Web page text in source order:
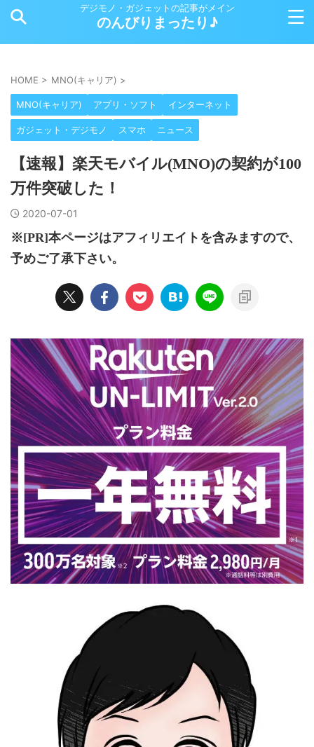
デジモノ・ガジェットの記事がメイン
のんびりまったり♪
HOME > MNO(キャリア) >
MNO(キャリア) アプリ・ソフト インターネット
ガジェット・デジモノ スマホ ニュース
【速報】楽天モバイル(MNO)の契約が100
万件突破した！
2020-07-01
※[PR]本ページはアフィリエイトを含みますので、
予めご了承下さい。